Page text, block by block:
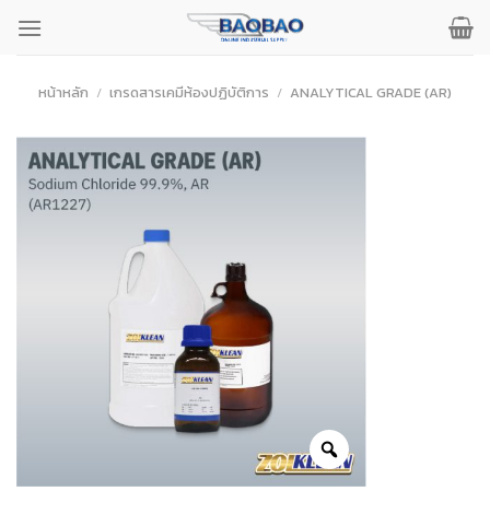
เนื้อหาหน้าหลัก / เกรดสารเคมีห้องปฏิบัติการ / ANALYTICAL GRADE (AR)